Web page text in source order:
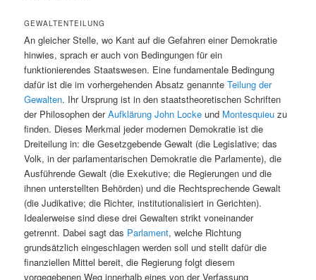
GEWALTENTEILUNG
An gleicher Stelle, wo Kant auf die Gefahren einer Demokratie
hinwies, sprach er auch von Bedingungen für ein
funktionierendes Staatswesen. Eine fundamentale Bedingung
dafür ist die im vorhergehenden Absatz genannteTeilung der
Gewalten. Ihr Ursprung ist in den staatstheoretischen Schriften
der Philosophen derAufklärung John Locke und Montesquieu zu
finden. Dieses Merkmal jeder modernen Demokratie ist die
Dreiteilung in: die Gesetzgebende Gewalt (die Legislative; das
Volk, in der parlamentarischen Demokratie die Parlamente), die
Ausführende Gewalt (die Exekutive; die Regierungen und die
ihnen unterstellten Behörden) und die Rechtsprechende Gewalt
(die Judikative; die Richter, institutionalisiert in Gerichten).
Idealerweise sind diese drei Gewalten strikt voneinander
getrennt. Dabei sagt das Parlament, welche Richtung
grundsätzlich eingeschlagen werden soll und stellt dafür die
finanziellen Mittel bereit, die Regierung folgt diesem
vorgegebenen Weg innerhalb eines von der Verfassung